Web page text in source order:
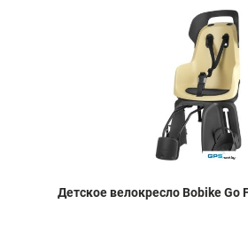
Детское велокресло Bobike